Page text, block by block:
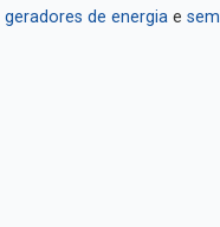
geradores de energia e